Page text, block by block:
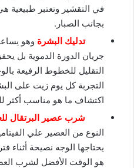
في التقشير وتعتبر طبيعية
بجانب الصبار.
تدليك البشرة وهو
جريان الدورة الدموية بل
التقليل للخطوط الرفيعة
التجربة كل يوم زيت على
اكتشاف ما هو مناسب أكثر
شرب عصير البرتقال
النوع من العصير علي
يحتاجها الوجه نصيحة أثناء
هو الوقت الأفضل لشرب